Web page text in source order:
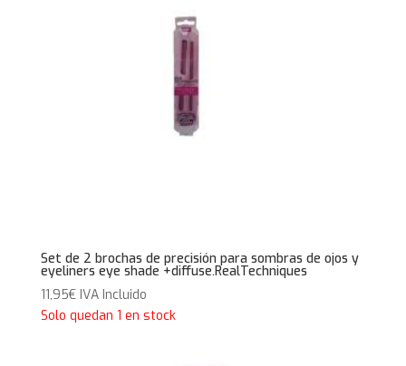
Set de 2 brochas de precisión para sombras de ojos y
eyeliners eye shade +diffuse.RealTechniques
11,95€ IVA Incluido
Solo quedan 1 en stock